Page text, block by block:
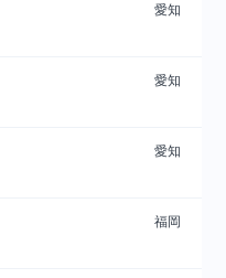
愛知
愛知
愛知
福岡